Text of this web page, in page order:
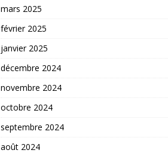
mars 2025
février 2025
janvier 2025
décembre 2024
novembre 2024
octobre 2024
septembre 2024
août 2024